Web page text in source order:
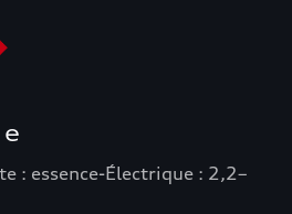
: essence-Électrique : 2,2–